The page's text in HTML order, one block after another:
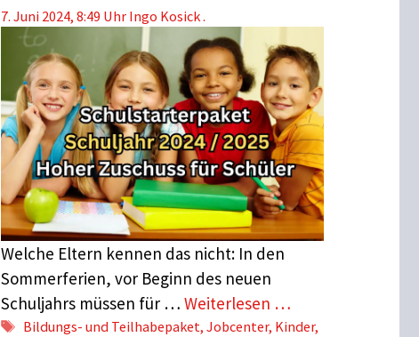
7. Juni 2024, 8:49 Uhr Ingo Kosick .
Welche Eltern kennen das nicht: In den
Sommerferien, vor Beginn des neuen
Schuljahrs müssen für … Weiterlesen …
Schlagwörter
Bildungs- und Teilhabepaket,Jobcenter, Kinder,